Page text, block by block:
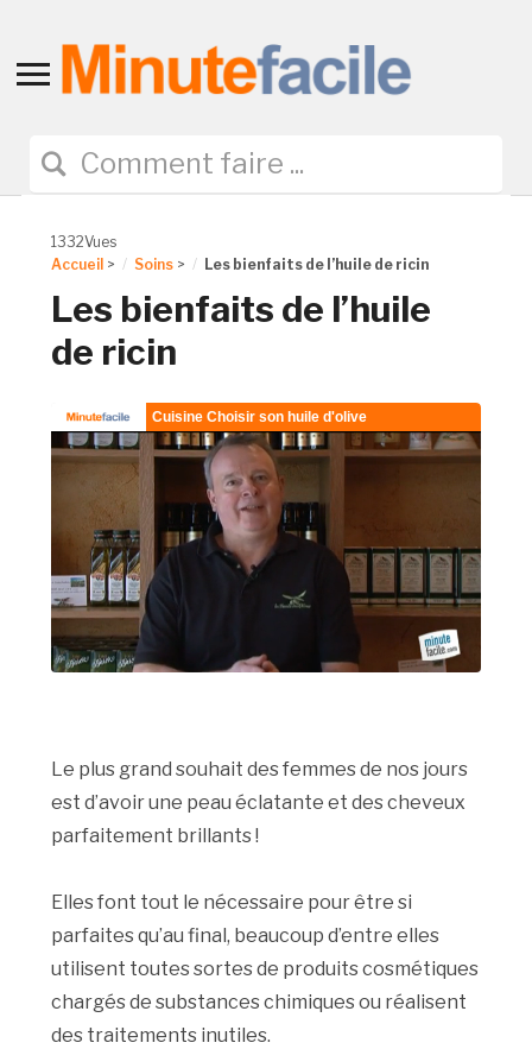
Toggle
navigation
1332Vues
Accueil > Soins > Les bienfaits de l’huile de ricin
Les bienfaits de l’huile
de ricin
Le plus grand souhait des femmes de nos jours
est d’avoir une peau éclatante et des cheveux
parfaitement brillants !
Elles font tout le nécessaire pour être si
parfaites qu’au final, beaucoup d’entre elles
utilisent toutes sortes de produits cosmétiques
chargés de substances chimiques ou réalisent
des traitements inutiles.